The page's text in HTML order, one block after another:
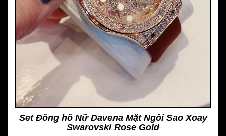
Set Đồng hồ Nữ Davena Mặt Ngôi Sao Xoay
Swarovski Rose Gold